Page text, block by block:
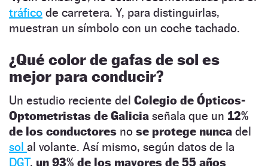
tráfico de carretera. Y, para distinguirlas,
muestran un símbolo con un coche tachado.
¿Qué color de gafas de sol es
mejor para conducir?
Un estudio reciente del Colegio de Ópticos-
Optometristas de Galicia señala que un 12%
de los conductores no se protege nunca del
sol al volante. Así mismo, según datos de la
DGT, un 93% de los mayores de 55 años